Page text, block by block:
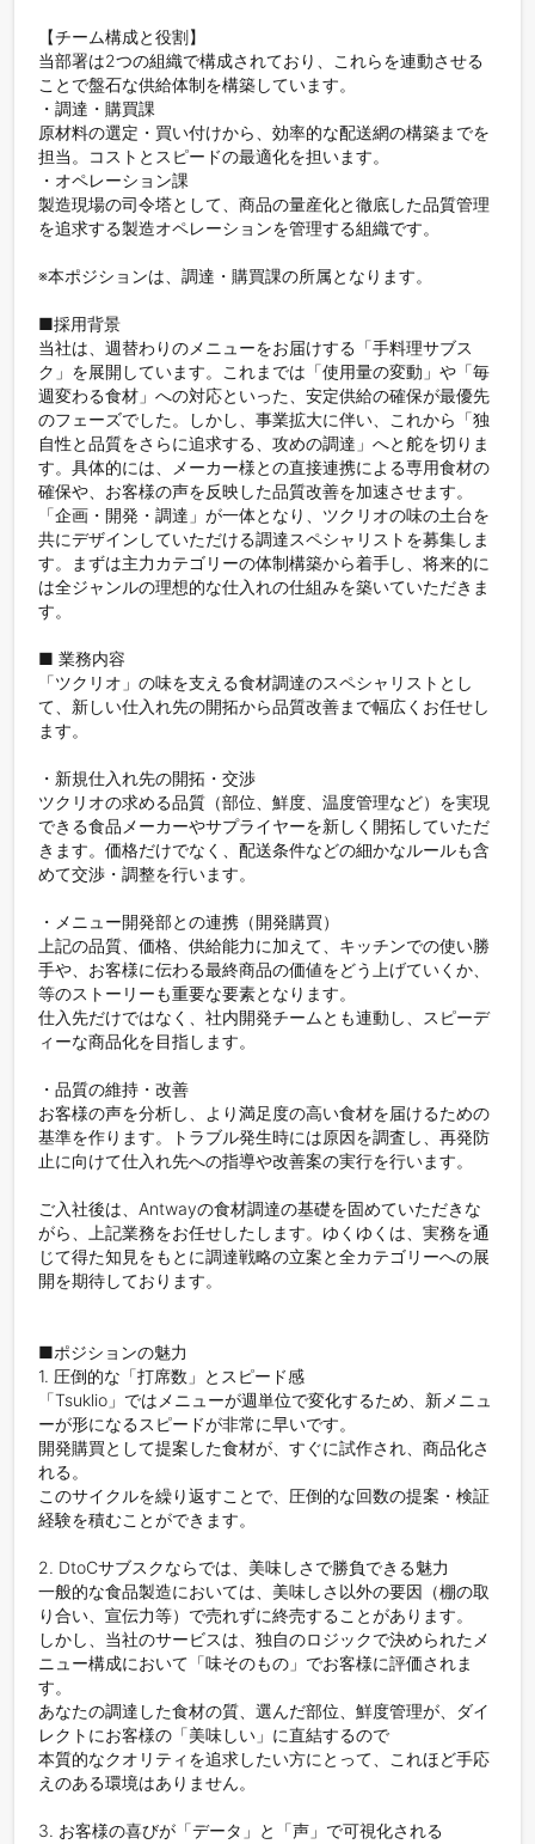
【チーム構成と役割】
当部署は2つの組織で構成されており、これらを連動させる
ことで盤石な供給体制を構築しています。
・調達・購買課
原材料の選定・買い付けから、効率的な配送網の構築までを
担当。コストとスピードの最適化を担います。
・オペレーション課
製造現場の司令塔として、商品の量産化と徹底した品質管理
を追求する製造オペレーションを管理する組織です。
※本ポジションは、調達・購買課の所属となります。
■採用背景
当社は、週替わりのメニューをお届けする「手料理サブス
ク」を展開しています。これまでは「使用量の変動」や「毎
週変わる食材」への対応といった、安定供給の確保が最優先
のフェーズでした。しかし、事業拡大に伴い、これから「独
自性と品質をさらに追求する、攻めの調達」へと舵を切りま
す。具体的には、メーカー様との直接連携による専用食材の
確保や、お客様の声を反映した品質改善を加速させます。
「企画・開発・調達」が一体となり、ツクリオの味の土台を
共にデザインしていただける調達スペシャリストを募集しま
す。まずは主力カテゴリーの体制構築から着手し、将来的に
は全ジャンルの理想的な仕入れの仕組みを築いていただきま
す。
■ 業務内容
「ツクリオ」の味を支える食材調達のスペシャリストとし
て、新しい仕入れ先の開拓から品質改善まで幅広くお任せし
ます。
・新規仕入れ先の開拓・交渉
ツクリオの求める品質（部位、鮮度、温度管理など）を実現
できる食品メーカーやサプライヤーを新しく開拓していただ
きます。価格だけでなく、配送条件などの細かなルールも含
めて交渉・調整を行います。
・メニュー開発部との連携（開発購買）
上記の品質、価格、供給能力に加えて、キッチンでの使い勝
手や、お客様に伝わる最終商品の価値をどう上げていくか、
等のストーリーも重要な要素となります。
仕入先だけではなく、社内開発チームとも連動し、スピーデ
ィーな商品化を目指します。
・品質の維持・改善
お客様の声を分析し、より満足度の高い食材を届けるための
基準を作ります。トラブル発生時には原因を調査し、再発防
止に向けて仕入れ先への指導や改善案の実行を行います。
ご入社後は、Antwayの食材調達の基礎を固めていただきな
がら、上記業務をお任せしたします。ゆくゆくは、実務を通
じて得た知見をもとに調達戦略の立案と全カテゴリーへの展
開を期待しております。
■ポジションの魅力
1. 圧倒的な「打席数」とスピード感
「Tsuklio」ではメニューが週単位で変化するため、新メニュ
ーが形になるスピードが非常に早いです。
開発購買として提案した食材が、すぐに試作され、商品化さ
れる。
このサイクルを繰り返すことで、圧倒的な回数の提案・検証
経験を積むことができます。
2. DtoCサブスクならでは、美味しさで勝負できる魅力
一般的な食品製造においては、美味しさ以外の要因（棚の取
り合い、宣伝力等）で売れずに終売することがあります。
しかし、当社のサービスは、独自のロジックで決められたメ
ニュー構成において「味そのもの」でお客様に評価されま
す。
あなたの調達した食材の質、選んだ部位、鮮度管理が、ダイ
レクトにお客様の「美味しい」に直結するので
本質的なクオリティを追求したい方にとって、これほど手応
えのある環境はありません。
3. お客様の喜びが「データ」と「声」で可視化される